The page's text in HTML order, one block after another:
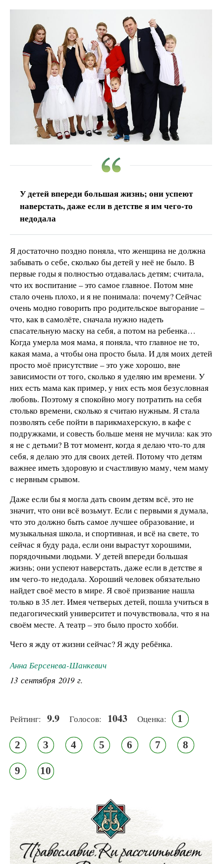
У детей впереди большая жизнь; они успеют
наверстать, даже если в детстве я им чего-то
недодала
Я достаточно поздно поняла, что женщина не должна
забывать о себе, сколько бы детей у неё не было. В
первые годы я полностью отдавалась детям; считала,
что их воспитание – это самое главное. Потом мне
стало очень плохо, и я не понимала: почему? Сейчас
очень модно говорить про родительское выгорание –
что, как в самолёте, сначала нужно надеть
спасательную маску на себя, а потом на ребенка…
Когда умерла моя мама, я поняла, что главное не то,
какая мама, а чтобы она просто была. И для моих детей
просто моё присутствие – это уже хорошо, вне
зависимости от того, сколько я уделяю им времени. У
них есть мама как пример, у них есть моя безусловная
любовь. Поэтому я спокойно могу потратить на себя
столько времени, сколько я считаю нужным. Я стала
позволять себе пойти в парикмахерскую, в кафе с
подружками, и совесть больше меня не мучила: как это
я не с детьми? В тот момент, когда я делаю что-то для
себя, я делаю это для своих детей. Потому что детям
важнее иметь здоровую и счастливую маму, чем маму
с нервным срывом.
Даже если бы я могла дать своим детям всё, это не
значит, что они всё возьмут. Если с первыми я думала,
что это должно быть самое лучшее образование, и
музыкальная школа, и спортивная, и всё на свете, то
сейчас я буду рада, если они вырастут хорошими,
порядочными людьми. У детей впереди большая
жизнь; они успеют наверстать, даже если в детстве я
им чего-то недодала. Хороший человек обязательно
найдет своё место в мире. Я своё призвание нашла
только в 35 лет. Имея четверых детей, пошла учиться в
педагогический университет и почувствовала, что я на
своём месте. А театр – это было просто хобби.
Чего я жду от жизни сейчас? Я жду ребёнка.
Анна Берсенева-Шанкевич
13 сентября 2019 г.
Рейтинг: 9.9 Голосов: 1043 Оценка: 1
2 3 4 5 6 7 8
9 10